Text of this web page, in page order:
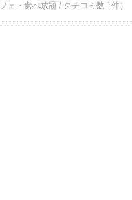
ェ・食べ放題 / クチコミ数 1件）